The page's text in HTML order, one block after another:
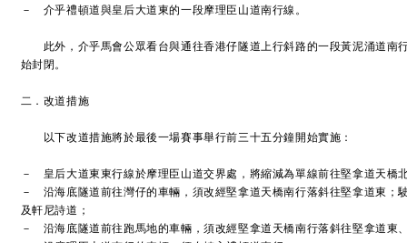
－ 介乎禮頓道與皇后大道東的一段摩理臣山道南行線。
此外，介乎馬會公眾看台與通往香港仔隧道上行斜路的一段黃泥涌道南
始封閉。
二．改道措施
以下改道措施將於最後一場賽事舉行前三十五分鐘開始實施：
－ 皇后大道東東行線於摩理臣山道交界處，將縮減為單線前往堅拿道天橋
－ 沿海底隧道前往灣仔的車輛，須改經堅拿道天橋南行落斜往堅拿道東；
及軒尼詩道；
－ 沿海底隧道前往跑馬地的車輛，須改經堅拿道天橋南行落斜往堅拿道東